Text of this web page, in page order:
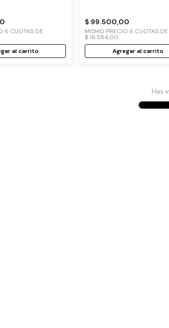
6 CUOTAS DE
al carrito
$ 99.500,00
MISMO PRECIO 6 CUOTAS DE
$ 16.584,00
Agregar al carrito
Has